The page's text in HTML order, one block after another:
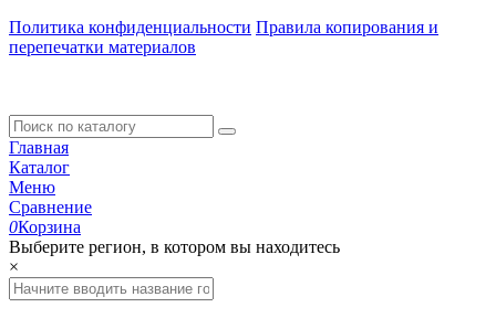
Политика конфиденциальности Правила копирования и
перепечатки материалов
Главная
Каталог
Меню
Сравнение
0Корзина
Выберите регион, в котором вы находитесь
×